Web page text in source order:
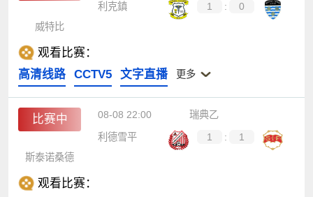
利克鎮
1 :
0
威特比
观看比赛：
高清线路
CCTV5 文字直播 更多
比赛中 08-08 22:00
瑞典乙
利德雪平
1 :
1
斯泰诺桑德
观看比赛：